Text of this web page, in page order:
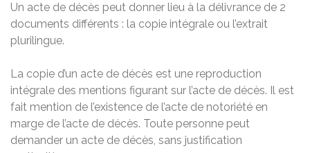
Un acte de décès peut donner lieu à la délivrance de 2
documents différents : la copie intégrale ou l’extrait
plurilingue.
La copie d’un acte de décès est une reproduction
intégrale des mentions figurant sur l’acte de décès. Il est
fait mention de l’existence de l’acte de notoriété en
marge de l’acte de décès. Toute personne peut
demander un acte de décès, sans justification